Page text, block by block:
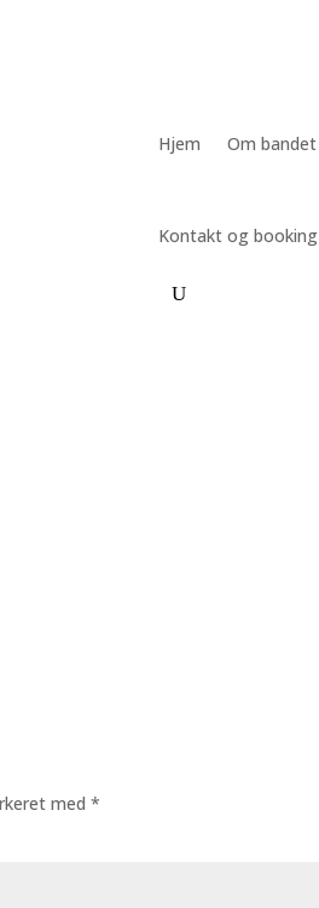
Hjem Om bandet
Kontakt og booking
med*